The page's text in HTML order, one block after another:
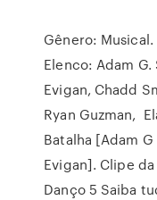
Gênero:
Elenco: Adam G.
Evigan, Chadd
Ryan Guzman,
Batalha [Adam G
Evigan]. Clipe da
Danço 5 Saiba